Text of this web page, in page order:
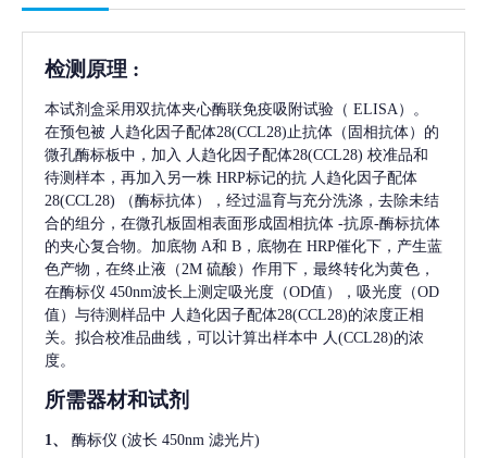
检测原理 :
本试剂盒采用双抗体夹心酶联免疫吸附试验（ ELISA）。
在预包被 人趋化因子配体28(CCL28)止抗体（固相抗体）的
微孔酶标板中，加入 人趋化因子配体28(CCL28) 校准品和
待测样本，再加入另一株 HRP标记的抗 人趋化因子配体
28(CCL28)
（酶标抗体），经过温育与充分洗涤，去除未结
合的组分，在微孔板固相表面形成固相抗体 -抗原-酶标抗体
的夹心复合物。加底物 A和 B，底物在 HRP催化下，产生蓝
色产物，在终止液（2M 硫酸）作用下，最终转化为黄色，
在酶标仪 450nm波长上测定吸光度（OD值），吸光度（OD
值）与待测样品中 人趋化因子配体28(CCL28)的浓度正相
关。拟合校准品曲线，可以计算出样本中 人(CCL28)的浓
度。
所需器材和试剂
1、 酶标仪 (波长 450nm 滤光片)